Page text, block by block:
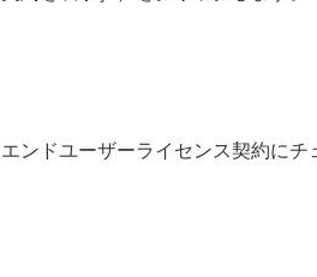
エンドユーザーライセンス契約に